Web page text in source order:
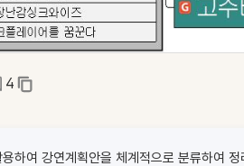
4
하여 강연계획안을 체계적으로 분류하여 정